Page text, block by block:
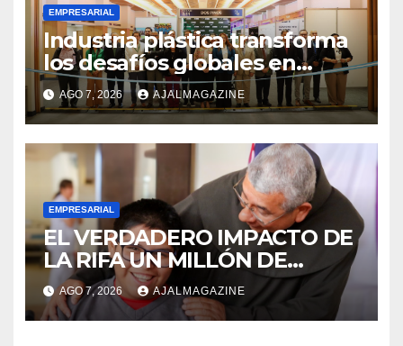
EMPRESARIAL
Industria plástica transforma
los desafíos globales en
innovación y nuevas
oportunidades de negocio
AGO 7, 2026 AJALMAGAZINE
EMPRESARIAL
EL VERDADERO IMPACTO DE
LA RIFA UN MILLÓN DE
AMIGOS HOY POR TI,
MAÑANA POR MÍ
AGO 7, 2026 AJALMAGAZINE